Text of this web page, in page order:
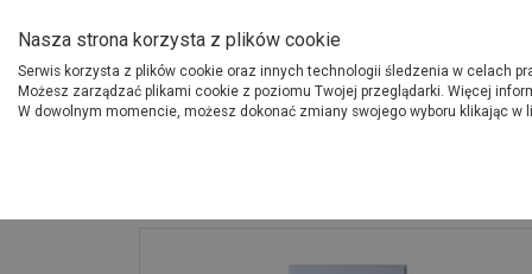
Produkty
O Grupie PSB
Drzwi ZK ISO Styro RAL 7035 szare
Nasza strona korzysta z plików cookie
Serwis korzysta z plików cookie oraz innych technologii śledzenia w celach
Możesz zarządzać plikami cookie z poziomu Twojej przeglądarki. Więcej
W dowolnym momencie, możesz dokonać zmiany swojego wyboru klikając w